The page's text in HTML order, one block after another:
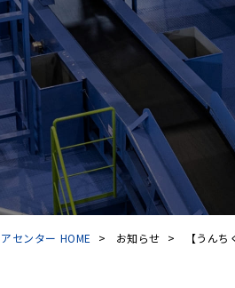
センター HOME > お知らせ > 【うんち